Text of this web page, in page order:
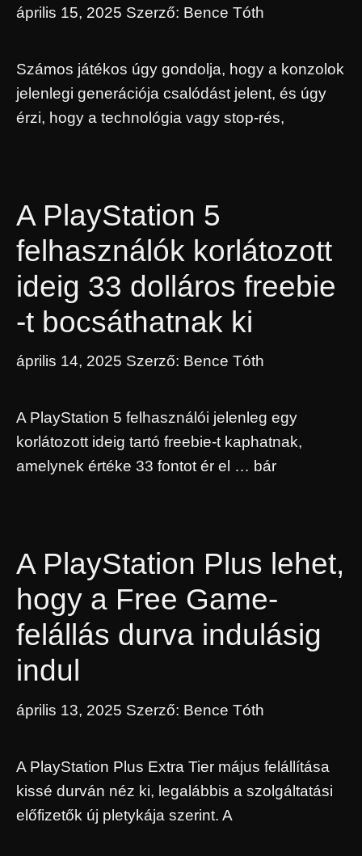
április 15, 2025 Szerző: Bence Tóth
Számos játékos úgy gondolja, hogy a konzolok
jelenlegi generációja csalódást jelent, és úgy
érzi, hogy a technológia vagy stop-rés,
A PlayStation 5
felhasználók korlátozott
ideig 33 dolláros freebie
-t bocsáthatnak ki
április 14, 2025 Szerző: Bence Tóth
A PlayStation 5 felhasználói jelenleg egy
korlátozott ideig tartó freebie-t kaphatnak,
amelynek értéke 33 fontot ér el … bár
A PlayStation Plus lehet,
hogy a Free Game-
felállás durva indulásig
indul
április 13, 2025 Szerző: Bence Tóth
A PlayStation Plus Extra Tier május felállítása
kissé durván néz ki, legalábbis a szolgáltatási
előfizetők új pletykája szerint. A